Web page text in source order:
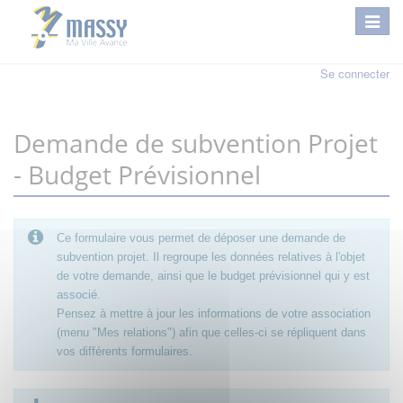
Se connecter
Demande de subvention Projet
- Budget Prévisionnel
Ce formulaire vous permet de déposer une demande de
subvention projet. Il regroupe les données relatives à l'objet
de votre demande, ainsi que le budget prévisionnel qui y est
associé.
Pensez à mettre à jour les informations de votre association
(menu "Mes relations") afin que celles-ci se répliquent dans
vos différents formulaires.